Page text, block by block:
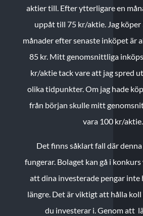
aktier till. Efter ytterligare en
uppåt till 75 kr/aktie. Jag
månader efter senaste inköpet är
85 kr. Mitt genomsnittliga
kr/aktie tack vare att jag spred
olika tidpunkter. Om jag hade
från början skulle mitt
vara 100 kr/aktie.
Det finns såklart fall där
fungerar. Bolaget kan gå i
att dina investerade pengar inte
längre. Det är viktigt att hålla koll
du investerar i. Genom att